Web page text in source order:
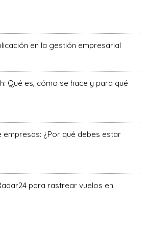
en la gestión empresarial
Qué es, cómo se hace y para qué
empresas: ¿Por qué debes estar
para rastrear vuelos en